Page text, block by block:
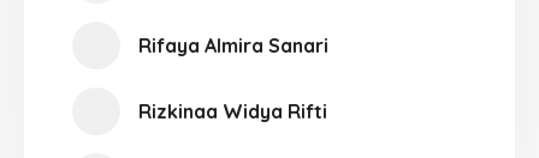
Rifaya Almira Sanari
Rizkinaa Widya Rifti